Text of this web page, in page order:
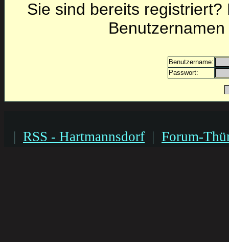
Sie sind bereits
Benutzername:
Passwort:
| RSS - Hartmannsdorf | Forum-